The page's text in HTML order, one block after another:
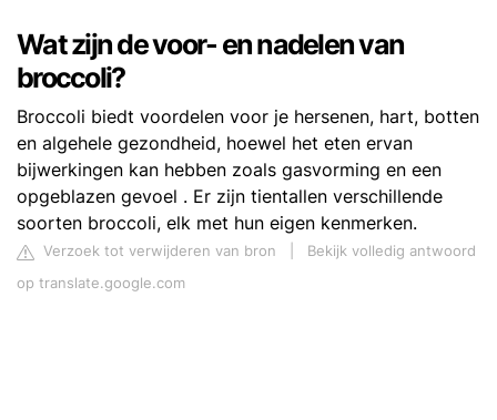
Wat zijn de voor- en nadelen van
broccoli?
Broccoli biedt voordelen voor je hersenen, hart, botten
en algehele gezondheid, hoewel het eten ervan
bijwerkingen kan hebben zoals gasvorming en een
opgeblazen gevoel . Er zijn tientallen verschillende
soorten broccoli, elk met hun eigen kenmerken.
Verzoek tot verwijderen van bron
Bekijk volledig antwoord
op translate.google.com